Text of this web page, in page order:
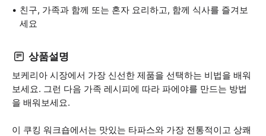
친구, 가족과 함께 또는 혼자 요리하고, 함께 식사를 즐겨보
세요
상품설명
보케리아 시장에서 가장 신선한 제품을 선택하는 비법을 배워
보세요. 그런 다음 가족 레시피에 따라 파에야를 만드는 방법
을 배워보세요.
이 쿠킹 워크숍에서는 맛있는 타파스와 가장 전통적이고 상쾌